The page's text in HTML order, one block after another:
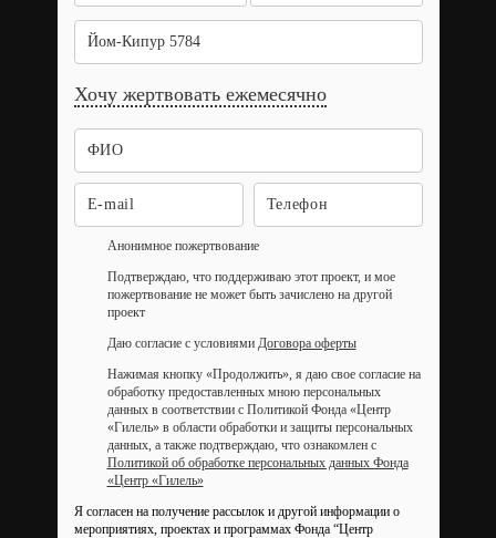
Йом-Кипур 5784
Хочу жертвовать ежемесячно
Анонимное пожертвование
Подтверждаю, что поддерживаю этот проект, и мое
пожертвование не может быть зачислено на другой
проект
Даю согласие с условиями Договора оферты
Нажимая кнопку «Продолжить», я даю свое согласие на
обработку предоставленных мною персональных
данных в соответствии с Политикой Фонда «Центр
«Гилель» в области обработки и защиты персональных
данных, а также подтверждаю, что ознакомлен с
Политикой об обработке персональных данных Фонда
«Центр «Гилель»
Я согласен на получение рассылок и другой информации о
мероприятиях, проектах и программах Фонда “Центр